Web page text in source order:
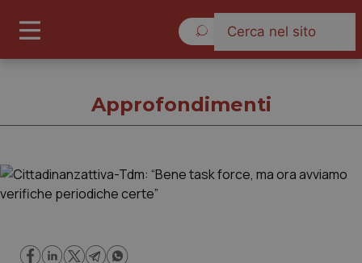
Approfondimenti